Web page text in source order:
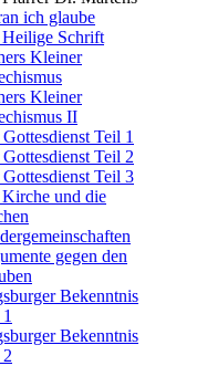
ich glaube
Schrift
Kleiner
Kleiner
II
Teil 1
Teil 2
Teil 3
und die
gegen den
Bekenntnis
Bekenntnis